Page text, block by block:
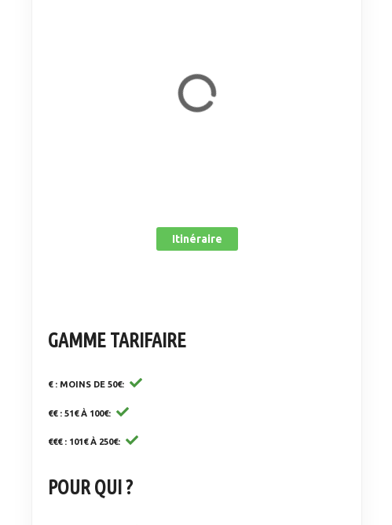
Itinéraire
GAMME TARIFAIRE
€ : MOINS DE 50€
€€ : 51€ À 100€
€€€ : 101€ À 250€
POUR QUI ?